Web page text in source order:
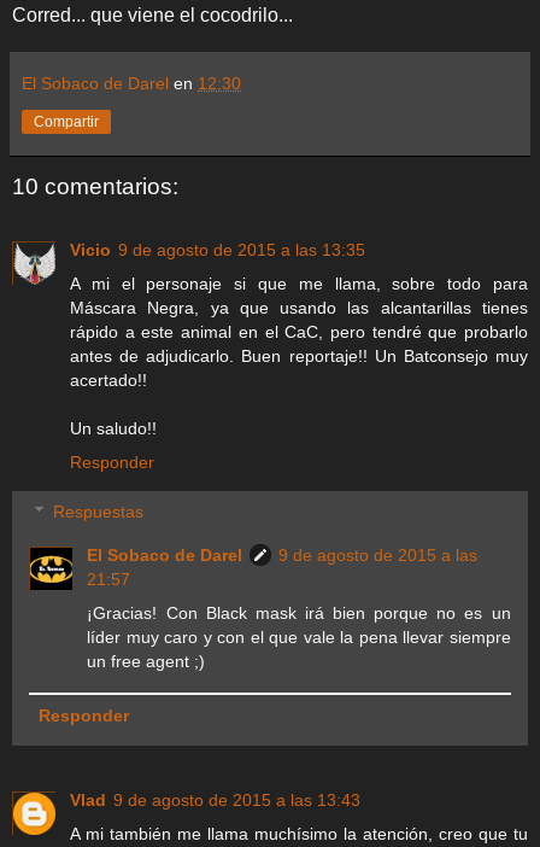
Corred... que viene el cocodrilo...
El Sobaco de Darel en 12:30
Compartir
10 comentarios:
Vicio 9 de agosto de 2015 a las 13:35
A mi el personaje si que me llama, sobre todo para
Máscara Negra, ya que usando las alcantarillas tienes
rápido a este animal en el CaC, pero tendré que probarlo
antes de adjudicarlo. Buen reportaje!! Un Batconsejo muy
acertado!!
Un saludo!!
Responder
Respuestas
El Sobaco de Darel
9 de agosto de 2015 a las
21:57
¡Gracias! Con Black mask irá bien porque no es un
líder muy caro y con el que vale la pena llevar siempre
un free agent ;)
Responder
Vlad 9 de agosto de 2015 a las 13:43
A mi también me llama muchísimo la atención, creo que tu